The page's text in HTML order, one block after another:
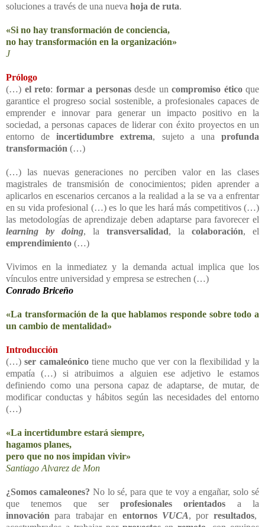
soluciones a través de una nueva hoja de ruta.
«Si no hay transformación de conciencia,
no hay transformación en la organización»
J
Prólogo
(…) el reto: formar a personasdesde un compromiso éticoque
garantice el progreso social sostenible, a profesionales capaces de
emprender e innovar para generar un impacto positivo en la
sociedad, a personas capaces de liderar con éxito proyectos en un
entorno deincertidumbre extrema, sujeto a unaprofunda
transformación (…)
(…) las nuevas generaciones no perciben valor en las clases
magistrales de transmisión de conocimientos; piden aprender a
aplicarlos en escenarios cercanos a la realidad a la se va a enfrentar
en su vida profesional (…) es lo que les hará más competitivos (…)
las metodologías de aprendizaje deben adaptarse para favorecer el
learning by doing, la transversalidad, la colaboración, el
emprendimiento (…)
Vivimos en la inmediatez y la demanda actual implica que los
vínculos entre universidad y empresa se estrechen (…)
Conrado Briceño
«La transformación de la que hablamos responde sobre todo a
un cambio de mentalidad»
Introducción
(…)ser camaleónicotiene mucho que ver con la flexibilidad y la
empatía (…) si atribuimos a alguien ese adjetivo le estamos
definiendo como una persona capaz de adaptarse, de mutar, de
modificar conductas y hábitos según las necesidades del entorno
(…)
«La incertidumbre estará siempre,
hagamos planes,
pero que no nos impidan vivir»
Santiago Alvarez de Mon
¿Somos camaleones? No lo sé, para que te voy a engañar, solo sé
que tenemos que serprofesionales orientados a la
innovación para trabajar en entornos VUCA, por resultados,